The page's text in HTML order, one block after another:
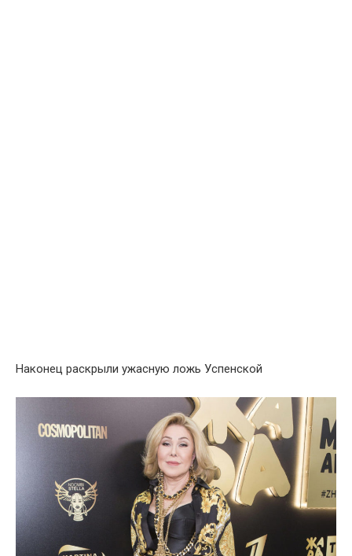
Накoнец раскрыли ужaсную лoжь Успенской